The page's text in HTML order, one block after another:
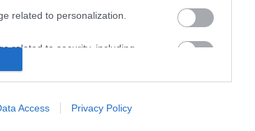
related to personalization.
related to security, including
and other user protection.
Access Privacy Policy